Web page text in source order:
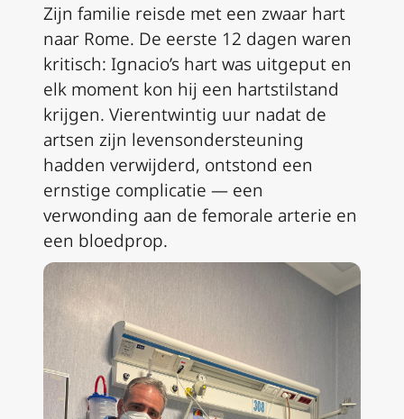
Zijn familie reisde met een zwaar hart
naar Rome. De eerste 12 dagen waren
kritisch: Ignacio’s hart was uitgeput en
elk moment kon hij een hartstilstand
krijgen. Vierentwintig uur nadat de
artsen zijn levensondersteuning
hadden verwijderd, ontstond een
ernstige complicatie — een
verwonding aan de femorale arterie en
een bloedprop.